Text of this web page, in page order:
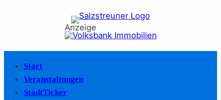
Anzeige
Start
Veranstaltungen
StadtTicker